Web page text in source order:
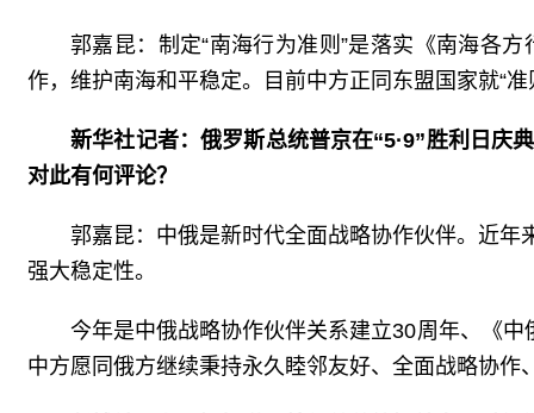
郭嘉昆：制定“南海行为准则”是落实《南海各
作，维护南海和平稳定。目前中方正同东盟国家就“
新华社记者：俄罗斯总统普京在“5·9”胜利日庆
对此有何评论？
郭嘉昆：中俄是新时代全面战略协作伙伴。近
强大稳定性。
今年是中俄战略协作伙伴关系建立30周年、《
中方愿同俄方继续秉持永久睦邻友好、全面战略协